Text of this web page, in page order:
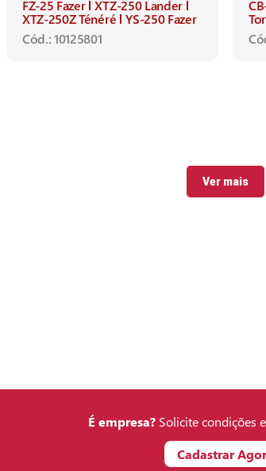
FZ-25 Fazer XTZ-250 Lander
XTZ-250Z Ténéré YS-250 Fazer
Cód.: 10125801
Ver mais
É empresa?Solicite condições
Cadastrar